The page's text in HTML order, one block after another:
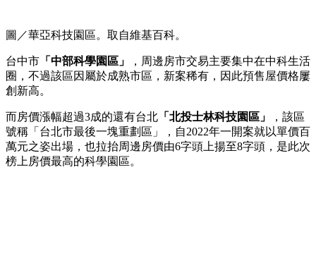
圖／華亞科技園區。取自維基百科。
台中市 「中部科學園區」
，周邊房市交易主要集中在中科生活
圈，不過該區因屬於成熟市區，新案稀有，因此預售屋價格屢
創新高。
而房價漲幅超過3成的還有台北 「北投士林科技園區」
，該區
號稱「台北市最後一塊重劃區」，自2022年一開案就以單價百
萬元之姿出場，也拉抬周邊房價由6字頭上揚至8字頭，是此次
榜上房價最高的科學園區。